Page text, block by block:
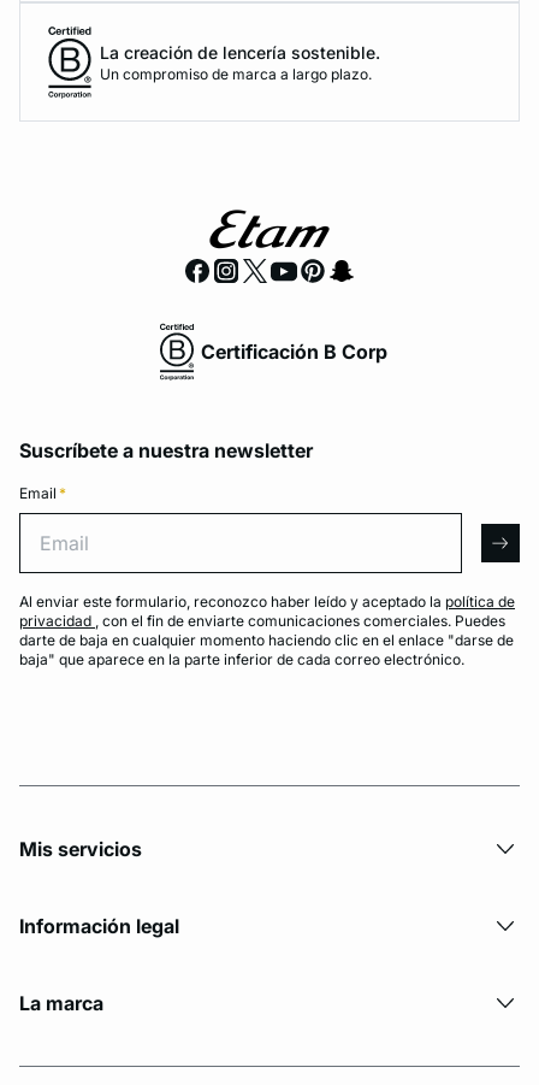
La creación de lencería sostenible.
Un compromiso de marca a largo plazo.
Certificación B Corp
Suscríbete a nuestra newsletter
Email *
Al enviar este formulario, reconozco haber leído y aceptado la política de
privacidad , con el fin de enviarte comunicaciones comerciales. Puedes
darte de baja en cualquier momento haciendo clic en el enlace "darse de
baja" que aparece en la parte inferior de cada correo electrónico.
Mis servicios
Información legal
La marca